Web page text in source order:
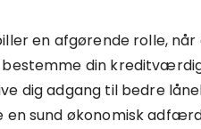
en afgørende rolle,
din
dig adgang til bedre
en sund økonomisk